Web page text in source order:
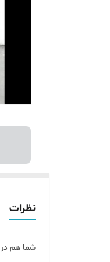
نظرات
شما هم